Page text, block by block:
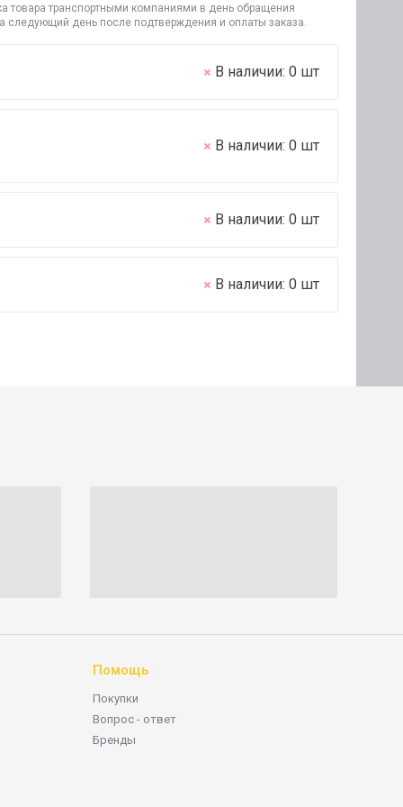
товара транспортными компаниями в день обращения
следующий день после подтверждения и оплаты заказа.
В наличии: 0 шт
В наличии: 0 шт
В наличии: 0 шт
В наличии: 0 шт
Помощь
Покупки
Вопрос - ответ
Бренды